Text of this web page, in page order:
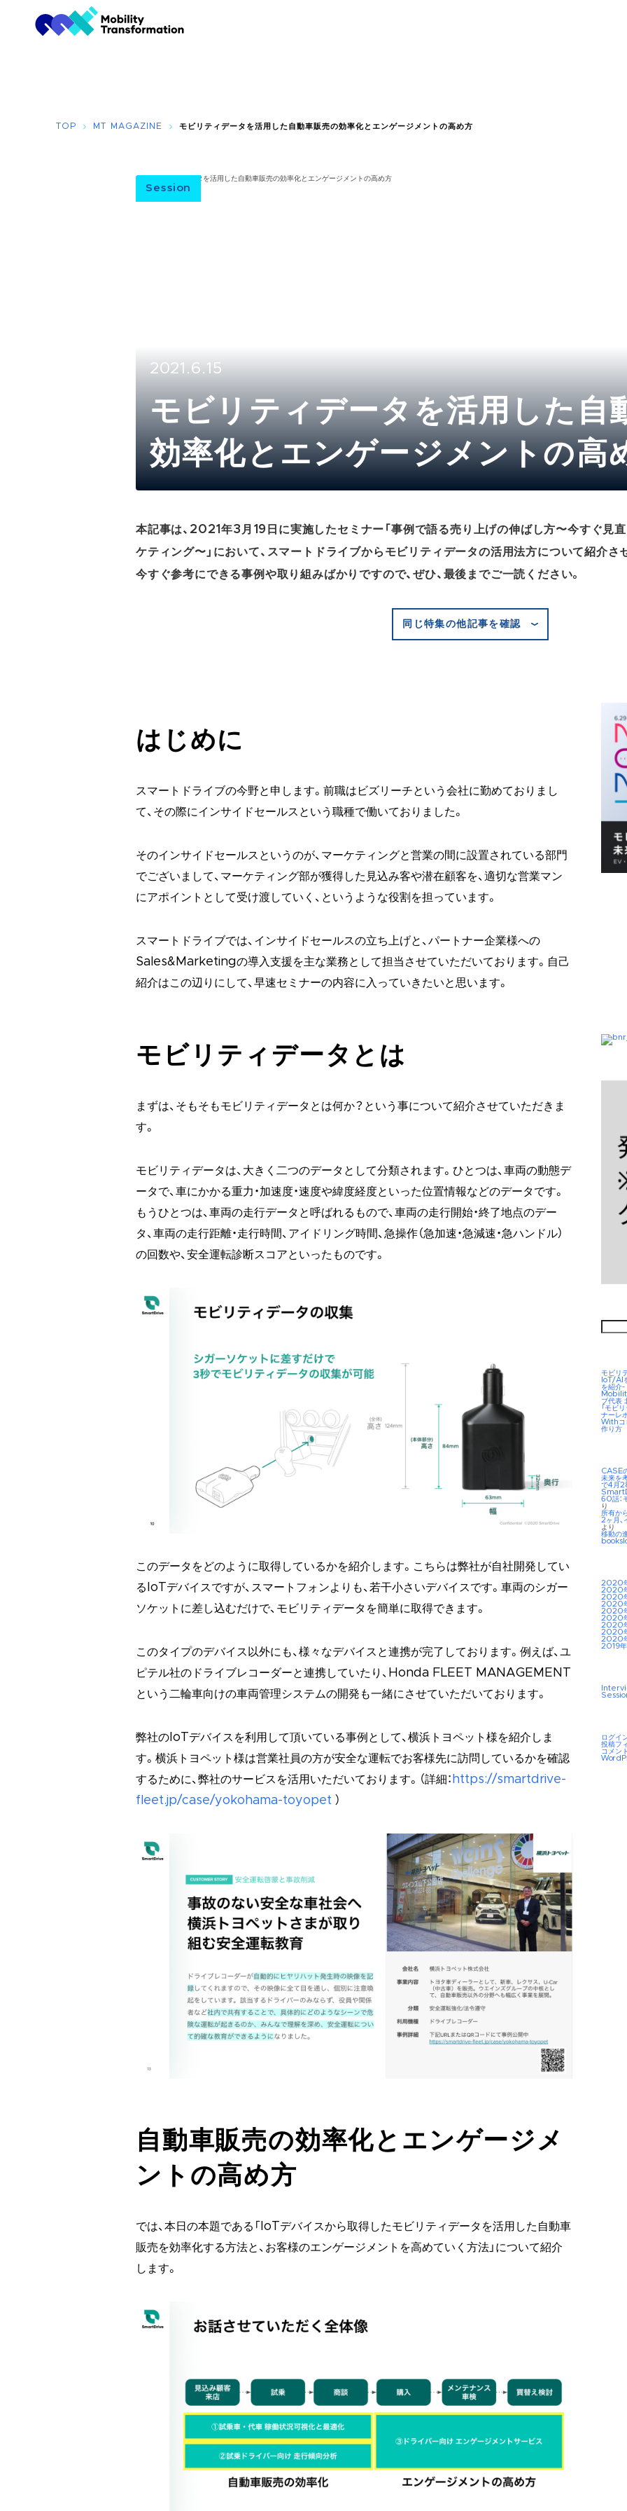
TOP MT MAGAZINE モビリティデータを活用した自動車販売の効率化とエンゲージメントの高め方
Session
2021.6.15
モビリティデータを活用した自
効率化とエンゲージメントの高
本記事は、2021年3月19日に実施したセミナー「事例で語る売り上げの伸ばし方〜今すぐ見
ケティング〜」において、スマートドライブからモビリティデータの活用法方について紹介さ
今すぐ参考にできる事例や取り組みばかりですので、ぜひ、最後までご一読ください。
同じ特集の他記事を確認
はじめに
スマートドライブの今野と申します。前職はビズリーチという会社に勤めておりまし
て、その際にインサイドセールスという職種で働いておりました。
そのインサイドセールスというのが、マーケティングと営業の間に設置されている部門
でございまして、マーケティング部が獲得した見込み客や潜在顧客を、適切な営業マン
にアポイントとして受け渡していく、というような役割を担っています。
スマートドライブでは、インサイドセールスの立ち上げと、パートナー企業様への
Sales&Marketingの導入支援を主な業務として担当させていただいております。自己
紹介はこの辺りにして、早速セミナーの内容に入っていきたいと思います。
モビリティデータとは
まずは、そもそもモビリティデータとは何か？という事について紹介させていただきま
す。
モビリティデータは、大きく二つのデータとして分類されます。ひとつは、車両の動態デ
ータで、車にかかる重力・加速度・速度や緯度経度といった位置情報などのデータです。
もうひとつは、車両の走行データと呼ばれるもので、車両の走行開始・終了地点のデー
タ、車両の走行距離・走行時間、アイドリング時間、急操作（急加速・急減速・急ハンドル）
の回数や、安全運転診断スコアといったものです。
このデータをどのように取得しているかを紹介します。こちらは弊社が自社開発してい
るIoTデバイスですが、スマートフォンよりも、若干小さいデバイスです。車両のシガー
ソケットに差し込むだけで、モビリティデータを簡単に取得できます。
このタイプのデバイス以外にも、様々なデバイスと連携が完了しております。例えば、ユ
ピテル社のドライブレコーダーと連携していたり、Honda FLEET MANAGEMENT
という二輪車向けの車両管理システムの開発も一緒にさせていただいております。
弊社のIoTデバイスを利用して頂いている事例として、横浜トヨペット様を紹介しま
す。横浜トヨペット様は営業社員の方が安全な運転でお客様先に訪問しているかを確認
するために、弊社のサービスを活用いただいております。（詳細： https://smartdrive-
fleet.jp/case/yokohama-toyopet ）
自動車販売の効率化とエンゲージメ
ントの高め方
では、本日の本題である「IoTデバイスから取得したモビリティデータを活用した自動車
販売を効率化する方法と、お客様のエンゲージメントを高めていく方法」について紹介
します。
検
モビリ
IoT/AI
を紹介-
ブ代表
「モビ
ナーレ
Withコ
作り方
CASE
未来を
で4月
60話：
り
所有か
2ヶ月
より
移動の
2020
2020
2020
2020
2020
2020
2020
2020
2020
2019年
ログイ
投稿フ
コメン